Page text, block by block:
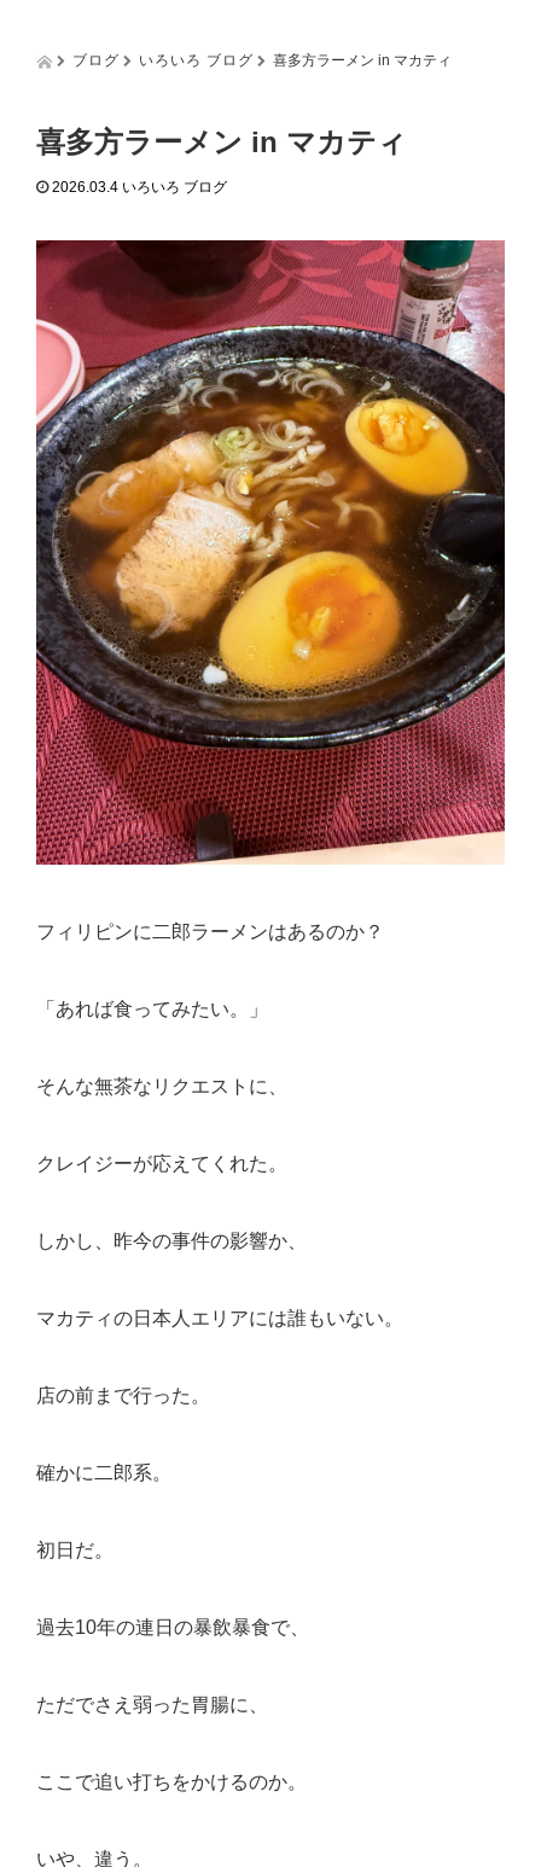
t
i
o
n
ブログ いろいろ ブログ 喜多方ラーメン in マカティ
喜多方ラーメン in マカティ
2026.03.4 いろいろ ブログ
フィリピンに二郎ラーメンはあるのか？
「あれば食ってみたい。」
そんな無茶なリクエストに、
クレイジーが応えてくれた。
しかし、昨今の事件の影響か、
マカティの日本人エリアには誰もいない。
店の前まで行った。
確かに二郎系。
初日だ。
過去10年の連日の暴飲暴食で、
ただでさえ弱った胃腸に、
ここで追い打ちをかけるのか。
いや、違う。